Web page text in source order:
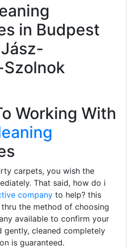
in Budpest
Working With
carpets, you wish the
That said, how do i
company to help? this
the method of choosing
available to confirm your
gently, cleaned completely
is guaranteed.